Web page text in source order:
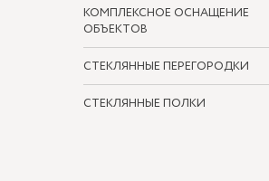
КОМПЛЕКСНОЕ ОСНАЩЕНИЕ
ОБЪЕКТОВ
СТЕКЛЯННЫЕ ПЕРЕГОРОДКИ
СТЕКЛЯННЫЕ ПОЛКИ